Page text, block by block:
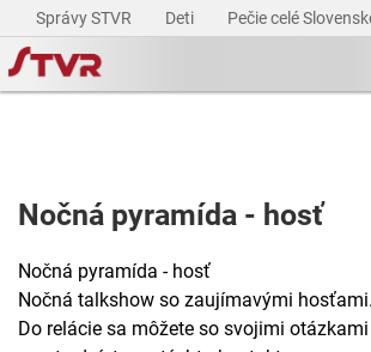
Správy STVR Deti Pečie celé
Nočná pyramída - hosť
Nočná pyramída - hosť
Nočná talkshow so zaujímavými hosťami.
Do relácie sa môžete so svojimi